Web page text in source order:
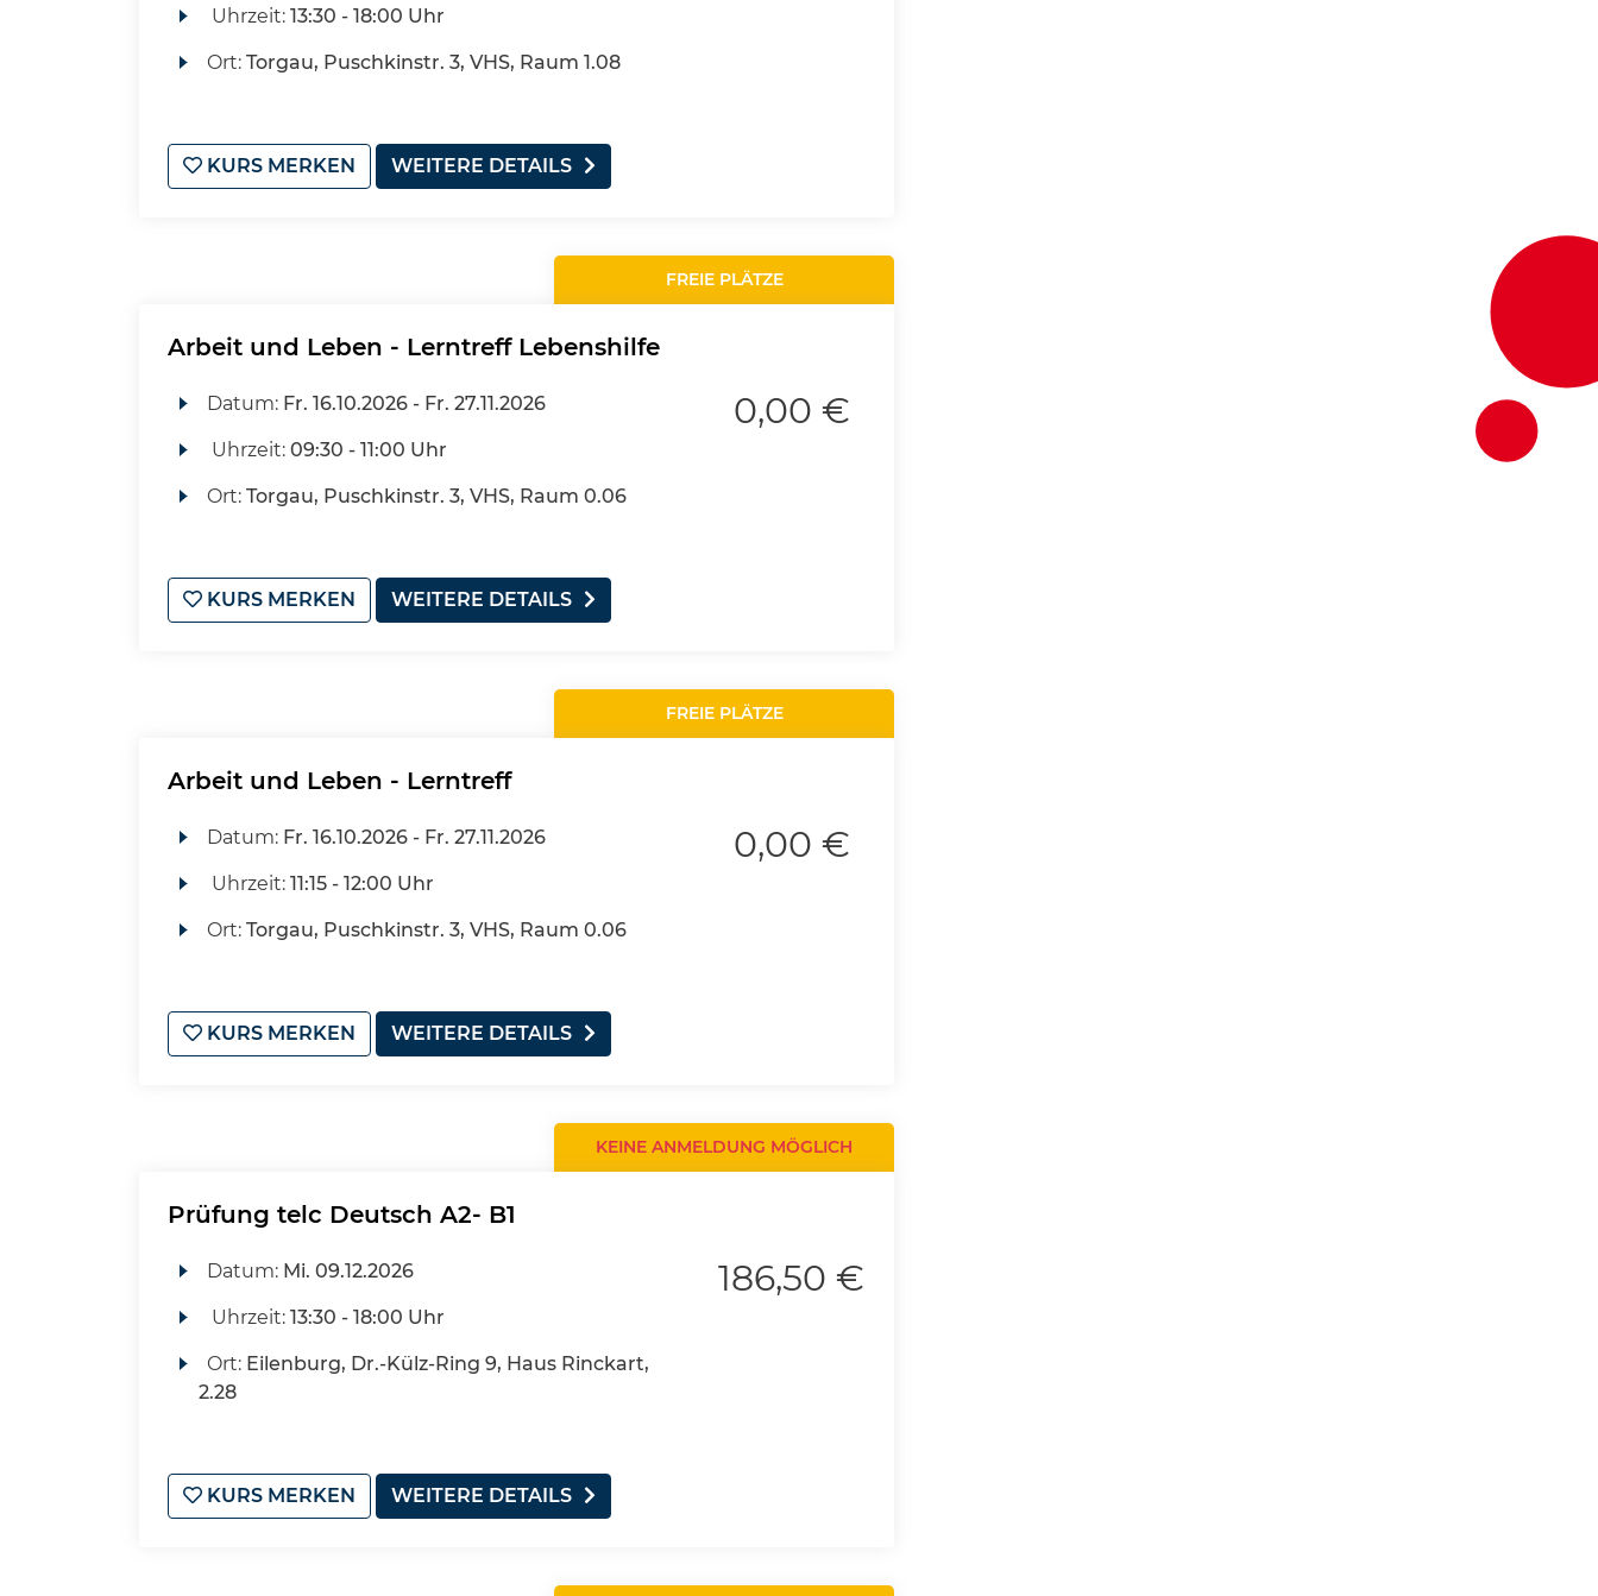
Uhrzeit: 13:30 - 18:00 Uhr
Ort: Torgau, Puschkinstr. 3, VHS, Raum 1.08
KURS MERKEN WEITERE DETAILS
FREIE PLÄTZE
Arbeit und Leben - Lerntreff Lebenshilfe
Datum: Fr. 16.10.2026 - Fr. 27.11.2026
Uhrzeit: 09:30 - 11:00 Uhr
Ort: Torgau, Puschkinstr. 3, VHS, Raum 0.06
0,00 €
KURS MERKEN WEITERE DETAILS
FREIE PLÄTZE
Arbeit und Leben - Lerntreff
Datum: Fr. 16.10.2026 - Fr. 27.11.2026
Uhrzeit: 11:15 - 12:00 Uhr
Ort: Torgau, Puschkinstr. 3, VHS, Raum 0.06
0,00 €
KURS MERKEN WEITERE DETAILS
KEINE ANMELDUNG MÖGLICH
Prüfung telc Deutsch A2- B1
Datum: Mi. 09.12.2026
Uhrzeit: 13:30 - 18:00 Uhr
Ort: Eilenburg, Dr.-Külz-Ring 9, Haus Rinckart,
2.28
186,50 €
KURS MERKEN WEITERE DETAILS